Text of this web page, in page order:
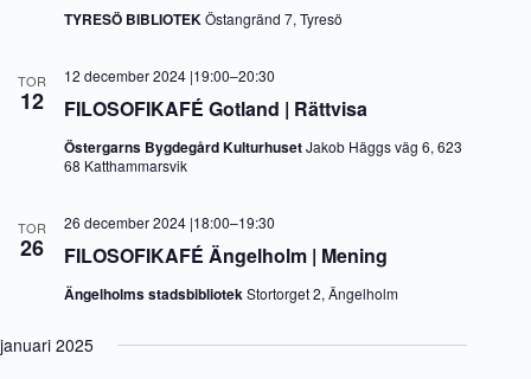
i
TYRESÖ BIBLIOTEKÖstangränd 7, Tyresö
TOR
12 FILOSOFIKAFÉ Gotland | Rättvisa
12 december 2024 |19:00–20:30
Östergarns Bygdegård KulturhusetJakob Häggs väg 6, 623
68 Katthammarsvik
TOR
26 FILOSOFIKAFÉ Ängelholm | Mening
26 december 2024 |18:00–19:30
Ängelholms stadsbibliotekStortorget 2, Ängelholm
januari 2025